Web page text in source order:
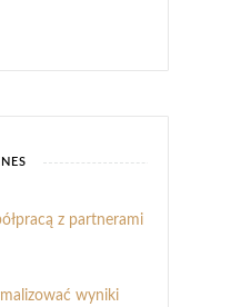
z partnerami
wyniki